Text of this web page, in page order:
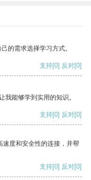
的需求选择学习方式。
支持[0] 反对[0]
我能够学到实用的知识。
支持[0] 反对[0]
度和安全性的连接，并帮
支持[0] 反对[0]